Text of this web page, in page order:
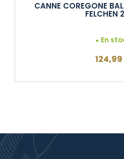
CANNE COREGONE
FELCHEN
En
124,99